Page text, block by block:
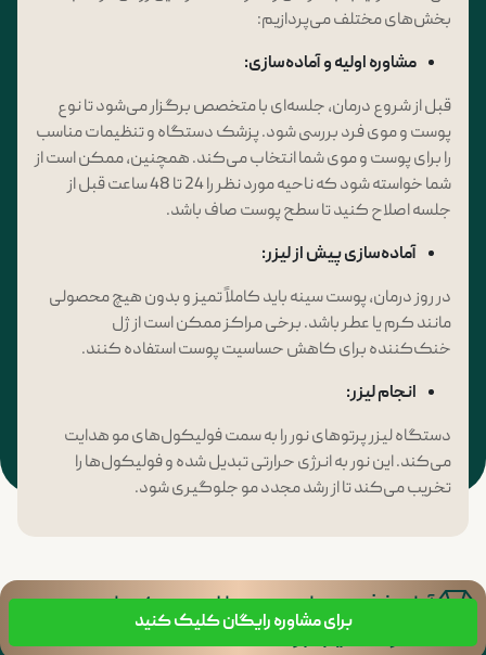
بخش‌های مختلف می‌پردازیم:
مشاوره اولیه و آماده‌سازی:
قبل از شروع درمان، جلسه‌ای با متخصص برگزار می‌شود تا نوع
پوست و موی فرد بررسی شود. پزشک دستگاه و تنظیمات مناسب
را برای پوست و موی شما انتخاب می‌کند. همچنین، ممکن است از
شما خواسته شود که ناحیه مورد نظر را 24 تا 48 ساعت قبل از
جلسه اصلاح کنید تا سطح پوست صاف باشد.
آماده‌سازی پیش از لیزر:
در روز درمان، پوست سینه باید کاملاً تمیز و بدون هیچ محصولی
مانند کرم یا عطر باشد. برخی مراکز ممکن است از ژل
خنک‌کننده برای کاهش حساسیت پوست استفاده کنند.
انجام لیزر:
دستگاه لیزر پرتوهای نور را به سمت فولیکول‌های مو هدایت
می‌کند. این نور به انرژی حرارتی تبدیل شده و فولیکول‌ها را
تخریب می‌کند تا از رشد مجدد مو جلوگیری شود.
آیا حذف موهای سینه با لیزر ممکن است به
غدد لنفاوی آسیب بزند؟برای مشاوره رایگان کلیک کنید